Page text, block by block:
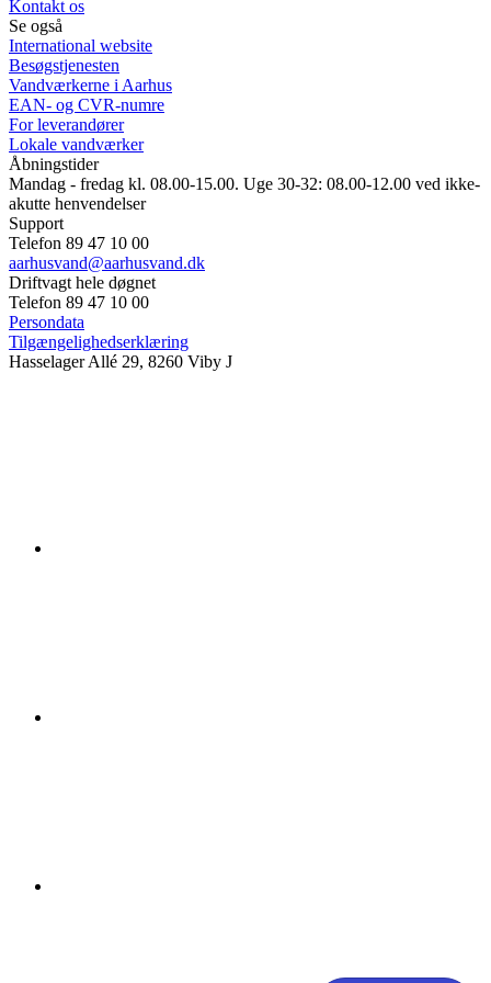
Kontakt os
Se også
International website
Besøgstjenesten
Vandværkerne i Aarhus
EAN- og CVR-numre
For leverandører
Lokale vandværker
Åbningstider
Mandag - fredag kl. 08.00-15.00. Uge 30-32: 08.00-12.00 ved ikke-
akutte henvendelser
Support
Telefon 89 47 10 00
aarhusvand@aarhusvand.dk
Driftvagt hele døgnet
Telefon 89 47 10 00
Persondata
Tilgængelighedserklæring
Hasselager Allé 29, 8260 Viby J